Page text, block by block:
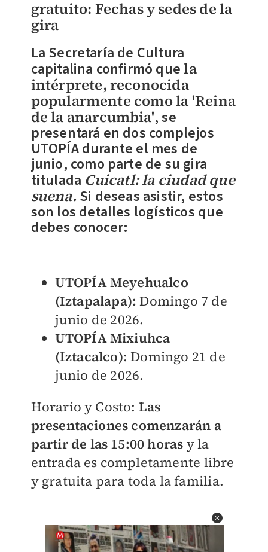
gratuito: Fechas y sedes de la
gira
La Secretaría de Cultura
capitalina confirmó quela
intérprete, reconocida
popularmente como la 'Reina
de la anarcumbia', se
presentará en dos complejos
UTOPÍA durante el mes de
junio, como parte de su gira
titulada Cuicatl: la ciudad que
suena. Si deseas asistir, estos
son los detalles logísticos que
debes conocer:
UTOPÍA Meyehualco
(Iztapalapa): Domingo 7 de
junio de 2026.
UTOPÍA Mixiuhca
(Iztacalco): Domingo 21 de
junio de 2026.
Horario y Costo: Las
presentaciones comenzarán a
partir de las 15:00 horas y la
entrada es completamente libre
y gratuita para toda la familia.